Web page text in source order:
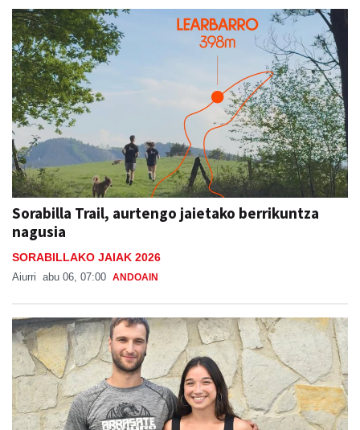
Sorabilla Trail, aurtengo jaietako berrikuntza
nagusia
SORABILLAKO JAIAK 2026
Aiurri abu 06, 07:00 ANDOAIN